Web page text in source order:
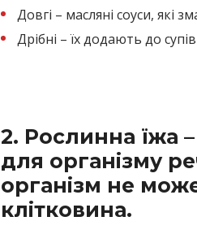
Довгі – масляні соуси, які
Дрібні – їх додають до супів
2. Рослинна їжа –
для організму
організм не
клітковина.